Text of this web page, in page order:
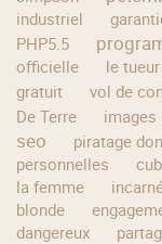
industriel
PHP5.5
officielle
le
gratuit
vol de
De Terre
images
seo
piratage
personnelles
la femme
blonde
dangereux